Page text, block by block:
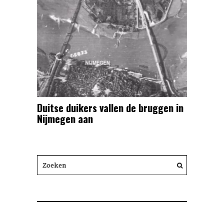
Duitse duikers vallen de bruggen in
Nijmegen aan